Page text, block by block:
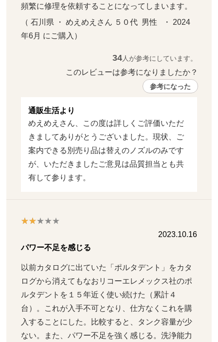
頻繁に修理を依頼することになってしまいます。
（ 石川県 ・ めえめえさん ５０代  男性   ・ 2024
年6月 にご購入）
34人が参考にしています。
このレビューは参考になりましたか？
参考になった
通販生活より
めえめえさん、この度は詳しくご評価いただ
きましてありがとうございました。現状、ご
案内できる別売り品は替えのノズルのみです
が、いただきましたご意見は品質担当とも共
有して参ります。
2023.10.16
パワー不足を感じる
以前カタログに出ていた「ポルタデント」をカタ
ログから消えてもなおリコーエレメックス社のポ
ルタデントを１５年近く使い続けた（累計４
台）。これが入手不可となり、仕方なくこれを購
入することにした。比較すると、タンク容量が少
ない。また、パワー不足を強く感じる。洗浄能力